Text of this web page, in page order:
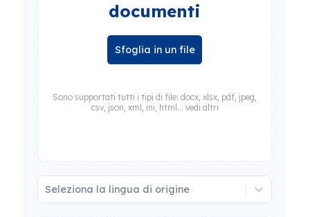
documenti
Sfoglia in un file
Sono supportati tutti i tipi di file: docx, xlsx, pdf, jpeg,
csv, json, xml, ini, html... vedi altri
Seleziona la lingua di origine